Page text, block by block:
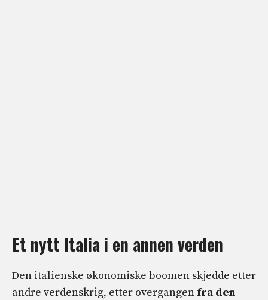
Et nytt Italia i en annen verden
Den italienske økonomiske boomen skjedde etter
andre verdenskrig, etter overgangen fra den